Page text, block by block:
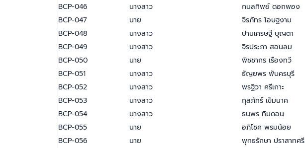
BCP-046
นางสาว กมลทิพย์ ดอกพอง
BCP-047
นาย จิรภัทร โอษฐงาม
BCP-048
นางสาว ปานเศรษฐี บุญตา
BCP-049
นางสาว จิรประภา สอนลม
BCP-050
นาย พิชชากร เรืองทวี
BCP-051
นางสาว ธัญยพร พับครบุรี
BCP-052
นางสาว พรฐิวา ศรีเกาะ
BCP-053
นางสาว กุลภัทร์ เข็มนาค
BCP-054
นางสาว ธนพร ทิมดอน
BCP-055
นาย อภิโชค พรมน้อย
BCP-056
นาย พุทธรักษา ปราสาทศรี